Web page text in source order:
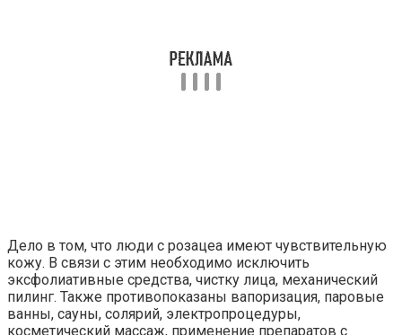
Дело в том, что люди с розацеа имеют чувствительную
кожу. В связи с этим необходимо исключить
эксфолиативные средства, чистку лица, механический
пилинг. Также противопоказаны вапоризация, паровые
ванны, сауны, солярий, электропроцедуры,
косметический массаж, применение препаратов с